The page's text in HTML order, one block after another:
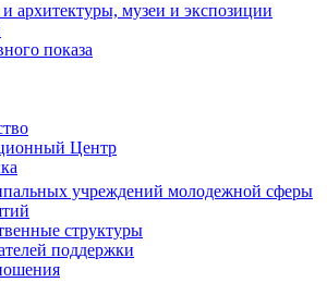
архитектуры, музеи и экспозиции
показа
Центр
учреждений молодежной сферы
структуры
поддержки